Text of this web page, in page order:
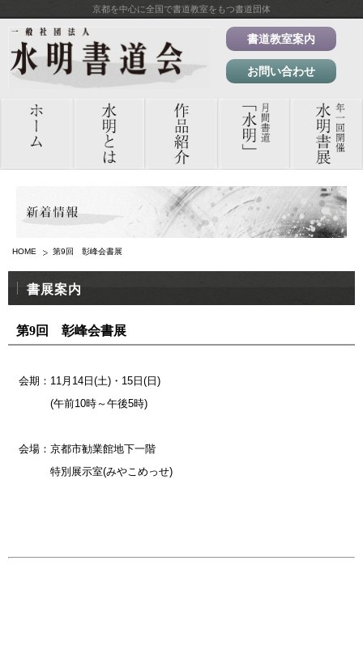
京都を中心に全国で書道教室をもつ書道団体
書道教室案内
お問い合わせ
HOME 第9回 彰峰会書展
書展案内
第9回 彰峰会書展
会期：11月14日(土)・15日(日)
(午前10時～午後5時)
会場：京都市勧業館地下一階
特別展示室(みやこめっせ)